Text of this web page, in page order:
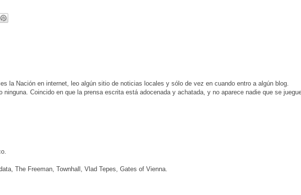
la Nación en internet, leo algún sitio de noticias locales y sólo de vez en cuando entro a algún blog.
ninguna. Coincido en que la prensa escrita está adocenada y achatada, y no aparece nadie que se
The Freeman, Townhall, Vlad Tepes, Gates of Vienna.